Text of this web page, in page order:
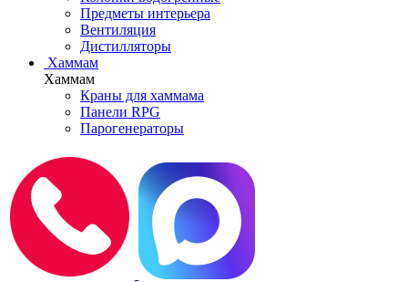
Предметы интерьера
Вентиляция
Дистилляторы
Хаммам
Хаммам
Краны для хаммама
Панели RPG
Парогенераторы